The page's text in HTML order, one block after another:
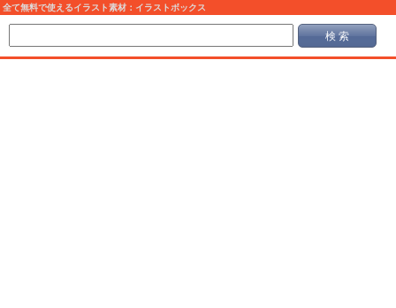
全て無料で使えるイラスト素材：イラストボックス
検 索